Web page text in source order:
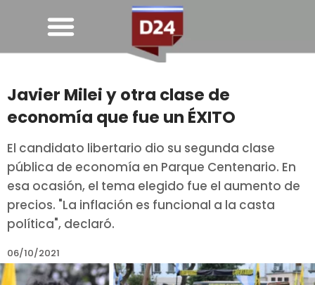
Javier Milei y otra clase de
economía que fue un ÉXITO
El candidato libertario dio su segunda clase
pública de economía en Parque Centenario. En
esa ocasión, el tema elegido fue el aumento de
precios. "La inflación es funcional a la casta
política", declaró.
06/10/2021